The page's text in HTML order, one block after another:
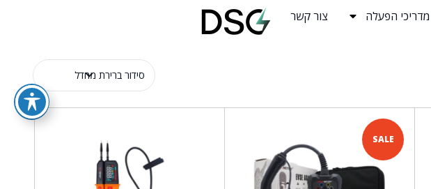
מדריכי הפעלה צור קשר
SALE